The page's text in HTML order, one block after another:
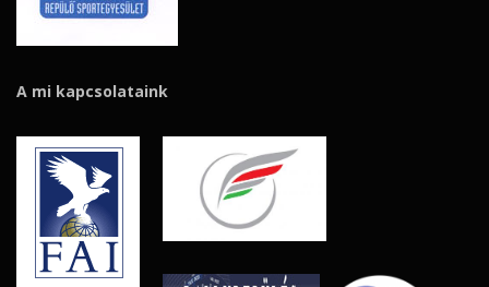
A mi kapcsolataink